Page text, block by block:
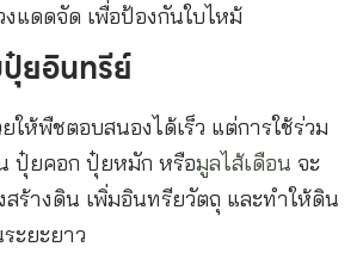
งแดดจัด เพื่อป้องกันใบไหม้
ยอินทรีย์
ให้พืชตอบสนองได้เร็ว แต่การใช้ร่วม
ปุ๋ยคอก ปุ๋ยหมัก หรือมูลไส้เดือน จะ
สร้างดิน เพิ่มอินทรียวัตถุ และทำให้ดิน
ะยะยาว